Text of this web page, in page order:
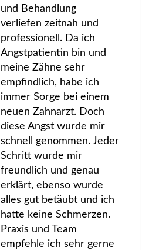
und Behandlung
verliefen zeitnah und
professionell. Da ich
Angstpatientin bin und
meine Zähne sehr
empfindlich, habe ich
immer Sorge bei einem
neuen Zahnarzt. Doch
diese Angst wurde mir
schnell genommen. Jeder
Schritt wurde mir
freundlich und genau
erklärt, ebenso wurde
alles gut betäubt und ich
hatte keine Schmerzen.
Praxis und Team
empfehle ich sehr gerne